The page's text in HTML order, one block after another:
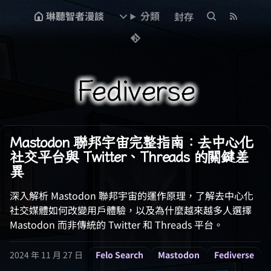
琳聽智者漫談 分類 封存
Fediverse
Mastodon 聯邦宇宙完整指南：去中心化
社交平台與 Twitter、Threads 的關鍵差
異
深入解析 Mastodon 聯邦宇宙的運作原理，了解去中心化
社交媒體如何改變用戶體驗，以及為什麼越來越多人選擇
Mastodon 而非傳統的 Twitter 和 Threads 平台。
2024 年 11 月 27 日 Felo Search Mastodon Fediverse